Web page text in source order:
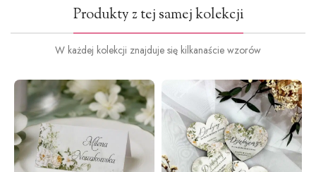
Produkty z tej samej kolekcji
W każdej kolekcji znajduje się kilkanaście wzorów